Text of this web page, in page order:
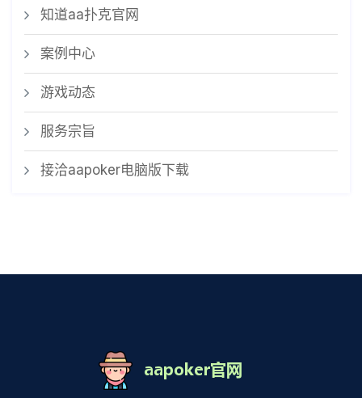
知道aa扑克官网
案例中心
游戏动态
服务宗旨
接洽aapoker电脑版下载